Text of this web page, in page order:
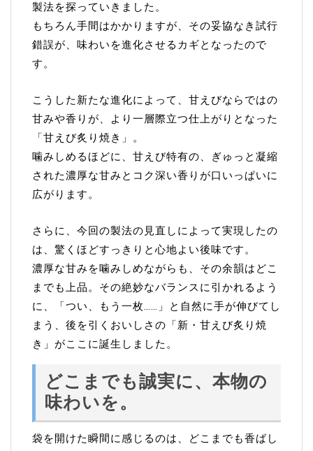
製法を探っていきました。
もちろん手間はかかりますが、その妥協なき試行
錯誤が、味わいを進化させるカギとなったので
す。
こうした新たな進化によって、甘えびならではの
甘みや香りが、より一層際立つ仕上がりとなった
「甘えび炙り焼き」。
噛みしめるほどに、甘えび特有の、ぎゅっと凝縮
された濃厚な甘みとコク深い香りが口いっぱいに
広がります。
さらに、今回の製法の見直しによって実現したの
は、驚くほどすっきりと心地よい後味です。
濃厚な甘みを噛みしめながらも、その余韻はどこ
までも上品。その絶妙なバランスに引かれるよう
に、「つい、もう一枚……」と自然に手が伸びてし
まう、後を引くおいしさの「新・甘えび炙り焼
き」がここに誕生しました。
どこまでも誠実に、本物の
味わいを。
袋を開けた瞬間に感じるのは、どこまでも香ばし